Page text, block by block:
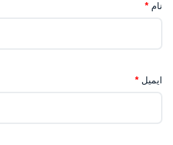
نام *
ایمیل *